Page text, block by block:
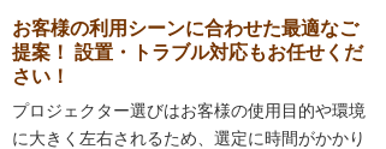
お客様の利用シーンに合わせた最適なご
提案！ 設置・トラブル対応もお任せくだ
さい！
プロジェクター選びはお客様の使用目的や環境
に大きく左右されるため、選定に時間がかかり